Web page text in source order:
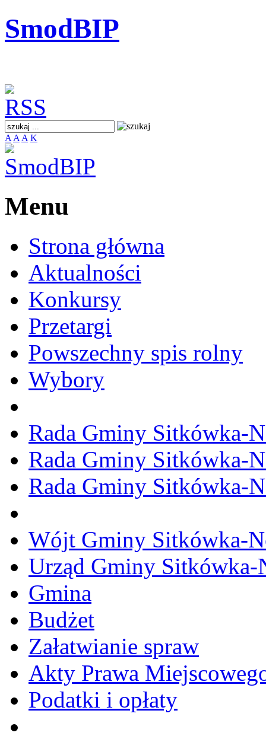
SmodBIP
A A A K
Menu
Strona główna
Aktualności
Konkursy
Przetargi
Powszechny spis rolny
Wybory
Rada Gminy Sitkówka-
Rada Gminy Sitkówka-
Rada Gminy Sitkówka-
Wójt Gminy Sitkówka-
Urząd Gminy
Gmina
Budżet
Załatwianie spraw
Akty Prawa
Podatki i opłaty